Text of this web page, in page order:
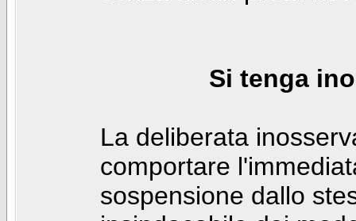
Si tenga
La deliberata
comportare
sospensione dallo